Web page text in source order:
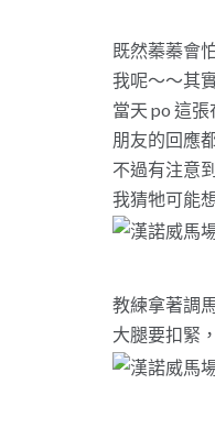
既然蓁蓁會
我呢～～其
當天 po 這
朋友的回應
不過有注意
我猜牠可能
教練拿著調
大腿要扣緊